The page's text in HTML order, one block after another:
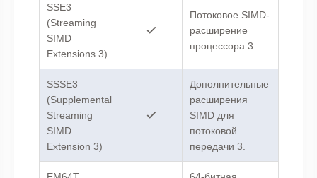
SSE3
(Streaming
SIMD
Extensions 3)
Потоковое SIMD-
расширение
процессора 3.
SSSE3
(Supplemental
Streaming
SIMD
Extension 3)
Дополнительные
расширения
SIMD для
потоковой
передачи 3.